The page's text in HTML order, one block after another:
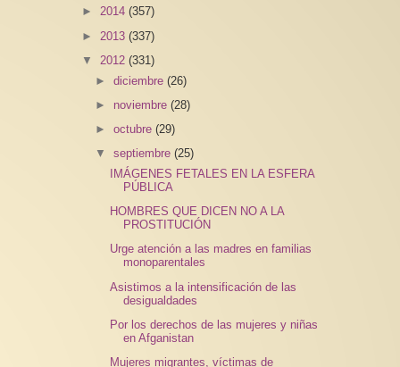
► 2014 (357)
► 2013 (337)
▼ 2012 (331)
►diciembre(26)
► noviembre(28)
►octubre(29)
▼septiembre(25)
IMÁGENES FETALES EN LA ESFERA
PÚBLICA
HOMBRES QUE DICEN NO A LA
PROSTITUCIÓN
Urge atención a las madres en familias
monoparentales
Asistimos a la intensificación de las
desigualdades
Por los derechos de las mujeres y niñas
en Afganistan
Mujeres migrantes, víctimas de